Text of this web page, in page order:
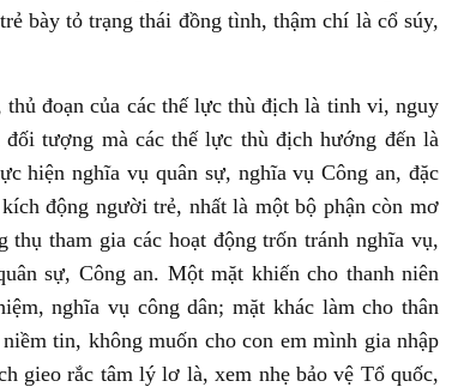
bày tỏ trạng thái đồng tình, thậm chí là cổ súy,
đoạn của các thế lực thù địch là tinh vi, nguy
tượng mà các thế lực thù địch hướng đến là
hiện nghĩa vụ quân sự, nghĩa vụ Công an, đặc
động người trẻ, nhất là một bộ phận còn mơ
tham gia các hoạt động trốn tránh nghĩa vụ,
sự, Công an. Một mặt khiến cho thanh niên
nghĩa vụ công dân; mặt khác làm cho thân
tin, không muốn cho con em mình gia nhập
gieo rắc tâm lý lơ là, xem nhẹ bảo vệ Tổ quốc,